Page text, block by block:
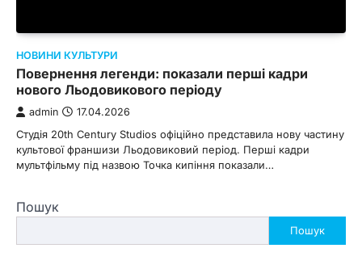
НОВИНИ КУЛЬТУРИ
Повернення легенди: показали перші кадри
нового Льодовикового періоду
admin 17.04.2026
Студія 20th Century Studios офіційно представила нову частину
культової франшизи Льодовиковий період. Перші кадри
мультфільму під назвою Точка кипіння показали…
Пошук
Пошук